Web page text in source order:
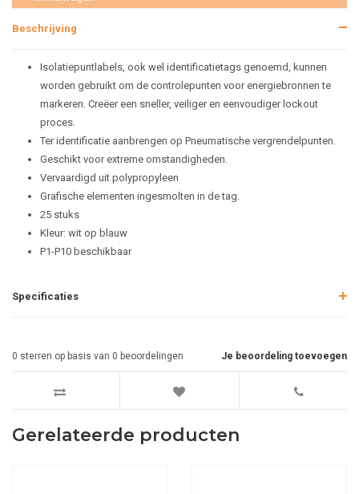
Beschrijving
Isolatiepuntlabels, ook wel identificatietags genoemd, kunnen
worden gebruikt om de controlepunten voor energiebronnen te
markeren. Creëer een sneller, veiliger en eenvoudiger lockout
proces.
Ter identificatie aanbrengen op Pneumatische vergrendelpunten.
Geschikt voor extreme omstandigheden.
Vervaardigd uit polypropyleen
Grafische elementen ingesmolten in de tag.
25 stuks
Kleur: wit op blauw
P1-P10 beschikbaar
Specificaties
Je beoordeling toevoegen
0 sterren op basis van 0 beoordelingen
Gerelateerde producten